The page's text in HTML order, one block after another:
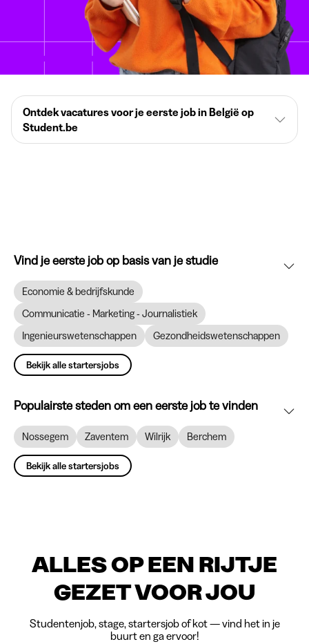
Ontdek vacatures voor je eerste job in België op
Student.be
Vind je eerste job op basis van je studie
Economie & bedrijfskunde
Communicatie - Marketing - Journalistiek
Ingenieurswetenschappen
Gezondheidswetenschappen
Bekijk alle startersjobs
Populairste steden om een eerste job te vinden
Nossegem Zaventem Wilrijk Berchem
Bekijk alle startersjobs
ALLES OP EEN RIJTJE
GEZET VOOR JOU
Studentenjob, stage, startersjob of kot — vind het in je
buurt en ga ervoor!